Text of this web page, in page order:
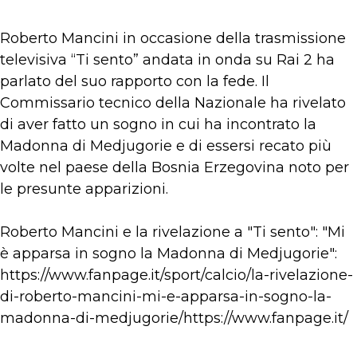
Roberto Mancini in occasione della trasmissione
televisiva “Ti sento” andata in onda su Rai 2 ha
parlato del suo rapporto con la fede. Il
Commissario tecnico della Nazionale ha rivelato
di aver fatto un sogno in cui ha incontrato la
Madonna di Medjugorie e di essersi recato più
volte nel paese della Bosnia Erzegovina noto per
le presunte apparizioni.
Roberto Mancini e la rivelazione a "Ti sento": "Mi
è apparsa in sogno la Madonna di Medjugorie":
https://www.fanpage.it/sport/calcio/la-rivelazione-
di-roberto-mancini-mi-e-apparsa-in-sogno-la-
madonna-di-medjugorie/https://www.fanpage.it/